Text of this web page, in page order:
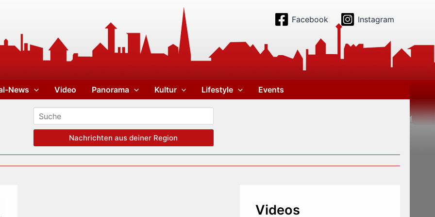
Facebook Instagram
News Video Panorama Kultur Lifestyle Events
Nachrichten aus deiner Region
Videos